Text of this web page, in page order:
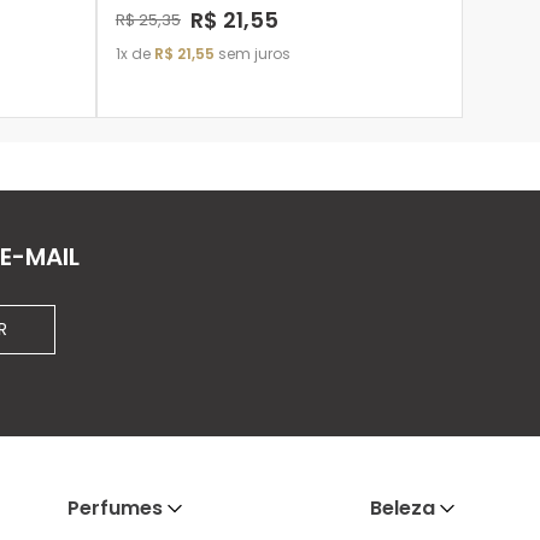
R$25,35 R$ 21,55
1 de R$ 21,55 sem juros
MAIL
Perfumes Beleza